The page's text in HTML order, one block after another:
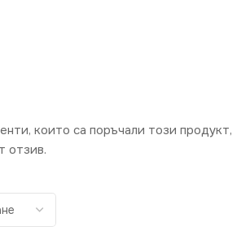
които са поръчали този продукт,
отзив.